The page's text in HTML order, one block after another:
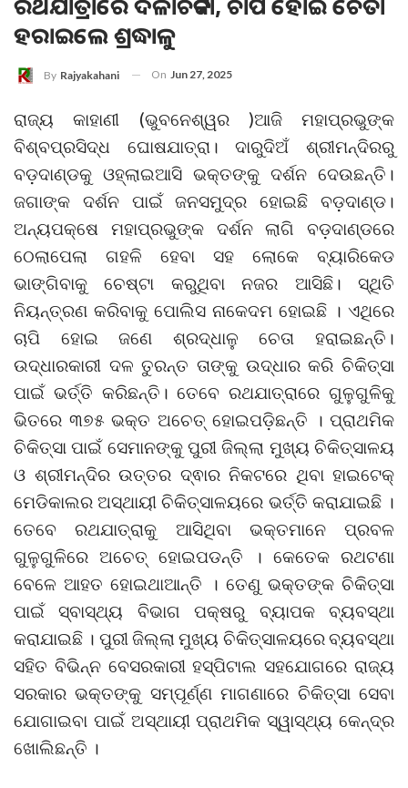
ହରାଇଲେ ଶ୍ରଦ୍ଧାଳୁ
By Rajyakahani On Jun 27, 2025
ରାଜ୍ୟ କାହାଣୀ (ଭୁବନେଶ୍ୱର )ଆଜି ମହାପ୍ରଭୁଙ୍କ
ବିଶ୍ବପ୍ରସିଦ୍ଧ ଘୋଷଯାତ୍ରା। ଦାରୁଦିଅଁ ଶ୍ରୀମନ୍ଦିରରୁ
ବଡ଼ଦାଣ୍ଡକୁ ଓହ୍ଲାଇଆସି ଭକ୍ତଙ୍କୁ ଦର୍ଶନ ଦେଉଛନ୍ତି।
ଜଗାଙ୍କ ଦର୍ଶନ ପାଇଁ ଜନସମୁଦ୍ର ହୋଇଛି ବଡ଼ଦାଣ୍ଡ।
ଅନ୍ୟପକ୍ଷେ ମହାପ୍ରଭୁଙ୍କ ଦର୍ଶନ ଲାଗି ବଡ଼ଦାଣ୍ଡରେ
ଠେଲାପେଲା ଗହଳି ହେବା ସହ ଲୋକେ ବ୍ୟାରିକେଡ
ଭାଙ୍ଗିବାକୁ ଚେଷ୍ଟା କରୁଥିବା ନଜର ଆସିଛି। ସ୍ଥିତି
ନିୟନ୍ତ୍ରଣ କରିବାକୁ ପୋଲିସ ନାକେଦମ ହୋଇଛି । ଏଥିରେ
ଚାପି ହୋଇ ଜଣେ ଶ୍ରଦ୍ଧାଳୁ ଚେତା ହରାଇଛନ୍ତି।
ଉଦ୍ଧାରକାରୀ ଦଳ ତୁରନ୍ତ ତାଙ୍କୁ ଉଦ୍ଧାର କରି ଚିକିତ୍ସା
ପାଇଁ ଭର୍ତ୍ତି କରିଛନ୍ତି। ତେବେ ରଥଯାତ୍ରାରେ ଗୁଳୁଗୁଳିକୁ
ଭିତରେ ୩୭୫ ଭକ୍ତ ଅଚେତ୍‌ ହୋଇପଡ଼ିଛନ୍ତି । ପ୍ରାଥମିକ
ଚିକିତ୍ସା ପାଇଁ ସେମାନଙ୍କୁ ପୁରୀ ଜିଲ୍ଲା ମୁଖ୍ୟ ଚିକିତ୍ସାଳୟ
ଓ ଶ୍ରୀମନ୍ଦିର ଉତ୍ତର ଦ୍ଵାର ନିକଟରେ ଥିବା ହାଇଟେକ୍
ମେଡିକାଲର ଅସ୍ଥାୟୀ ଚିକିତ୍ସାଳୟରେ ଭର୍ତ୍ତି କରାଯାଇଛି ।
ତେବେ ରଥଯାତ୍ରାକୁ ଆସିଥିବା ଭକ୍ତମାନେ ପ୍ରବଳ
ଗୁଳୁଗୁଳିରେ ଅଚେତ୍‌ ହୋଇପଡନ୍ତି । କେତେକ ରଥଟଣା
ବେଳେ ଆହତ ହୋଇଥାଆନ୍ତି । ତେଣୁ ଭକ୍ତଙ୍କ ଚିକିତ୍ସା
ପାଇଁ ସ୍ବାସ୍ଥ୍ୟ ବିଭାଗ ପକ୍ଷରୁ ବ୍ୟାପକ ବ୍ୟବସ୍ଥା
କରାଯାଇଛି । ପୁରୀ ଜିଲ୍ଲା ମୁଖ୍ୟ ଚିକିତ୍ସାଳୟରେ ବ୍ୟବସ୍ଥା
ସହିତ ବିଭିନ୍ନ ବେସରକାରୀ ହସ୍ପିଟାଲ ସହଯୋଗରେ ରାଜ୍ୟ
ସରକାର ଭକ୍ତଙ୍କୁ ସମ୍ପୂର୍ଣ୍ଣ ମାଗଣାରେ ଚିକିତ୍ସା ସେବା
ଯୋଗାଇବା ପାଇଁ ଅସ୍ଥାୟୀ ପ୍ରାଥମିକ ସ୍ୱାସ୍ଥ୍ୟ କେନ୍ଦ୍ର
ଖୋଲିଛନ୍ତି ।